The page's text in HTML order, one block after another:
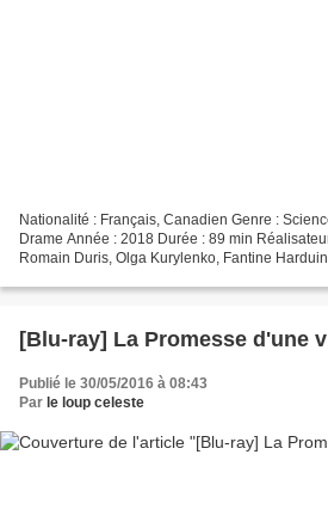
Nationalité : Français, Canadien Genre :
Drame Année : 2018 Durée : 89 min
Romain Duris, Olga Kurylenko, Fantine
[Blu-ray] La Promesse d'une
Publié le 30/05/2016 à 08:43
Par le loup celeste